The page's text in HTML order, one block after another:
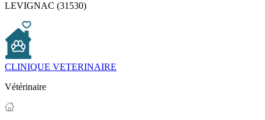
LEVIGNAC (31530)
CLINIQUE VETERINAIRE
Vétérinaire